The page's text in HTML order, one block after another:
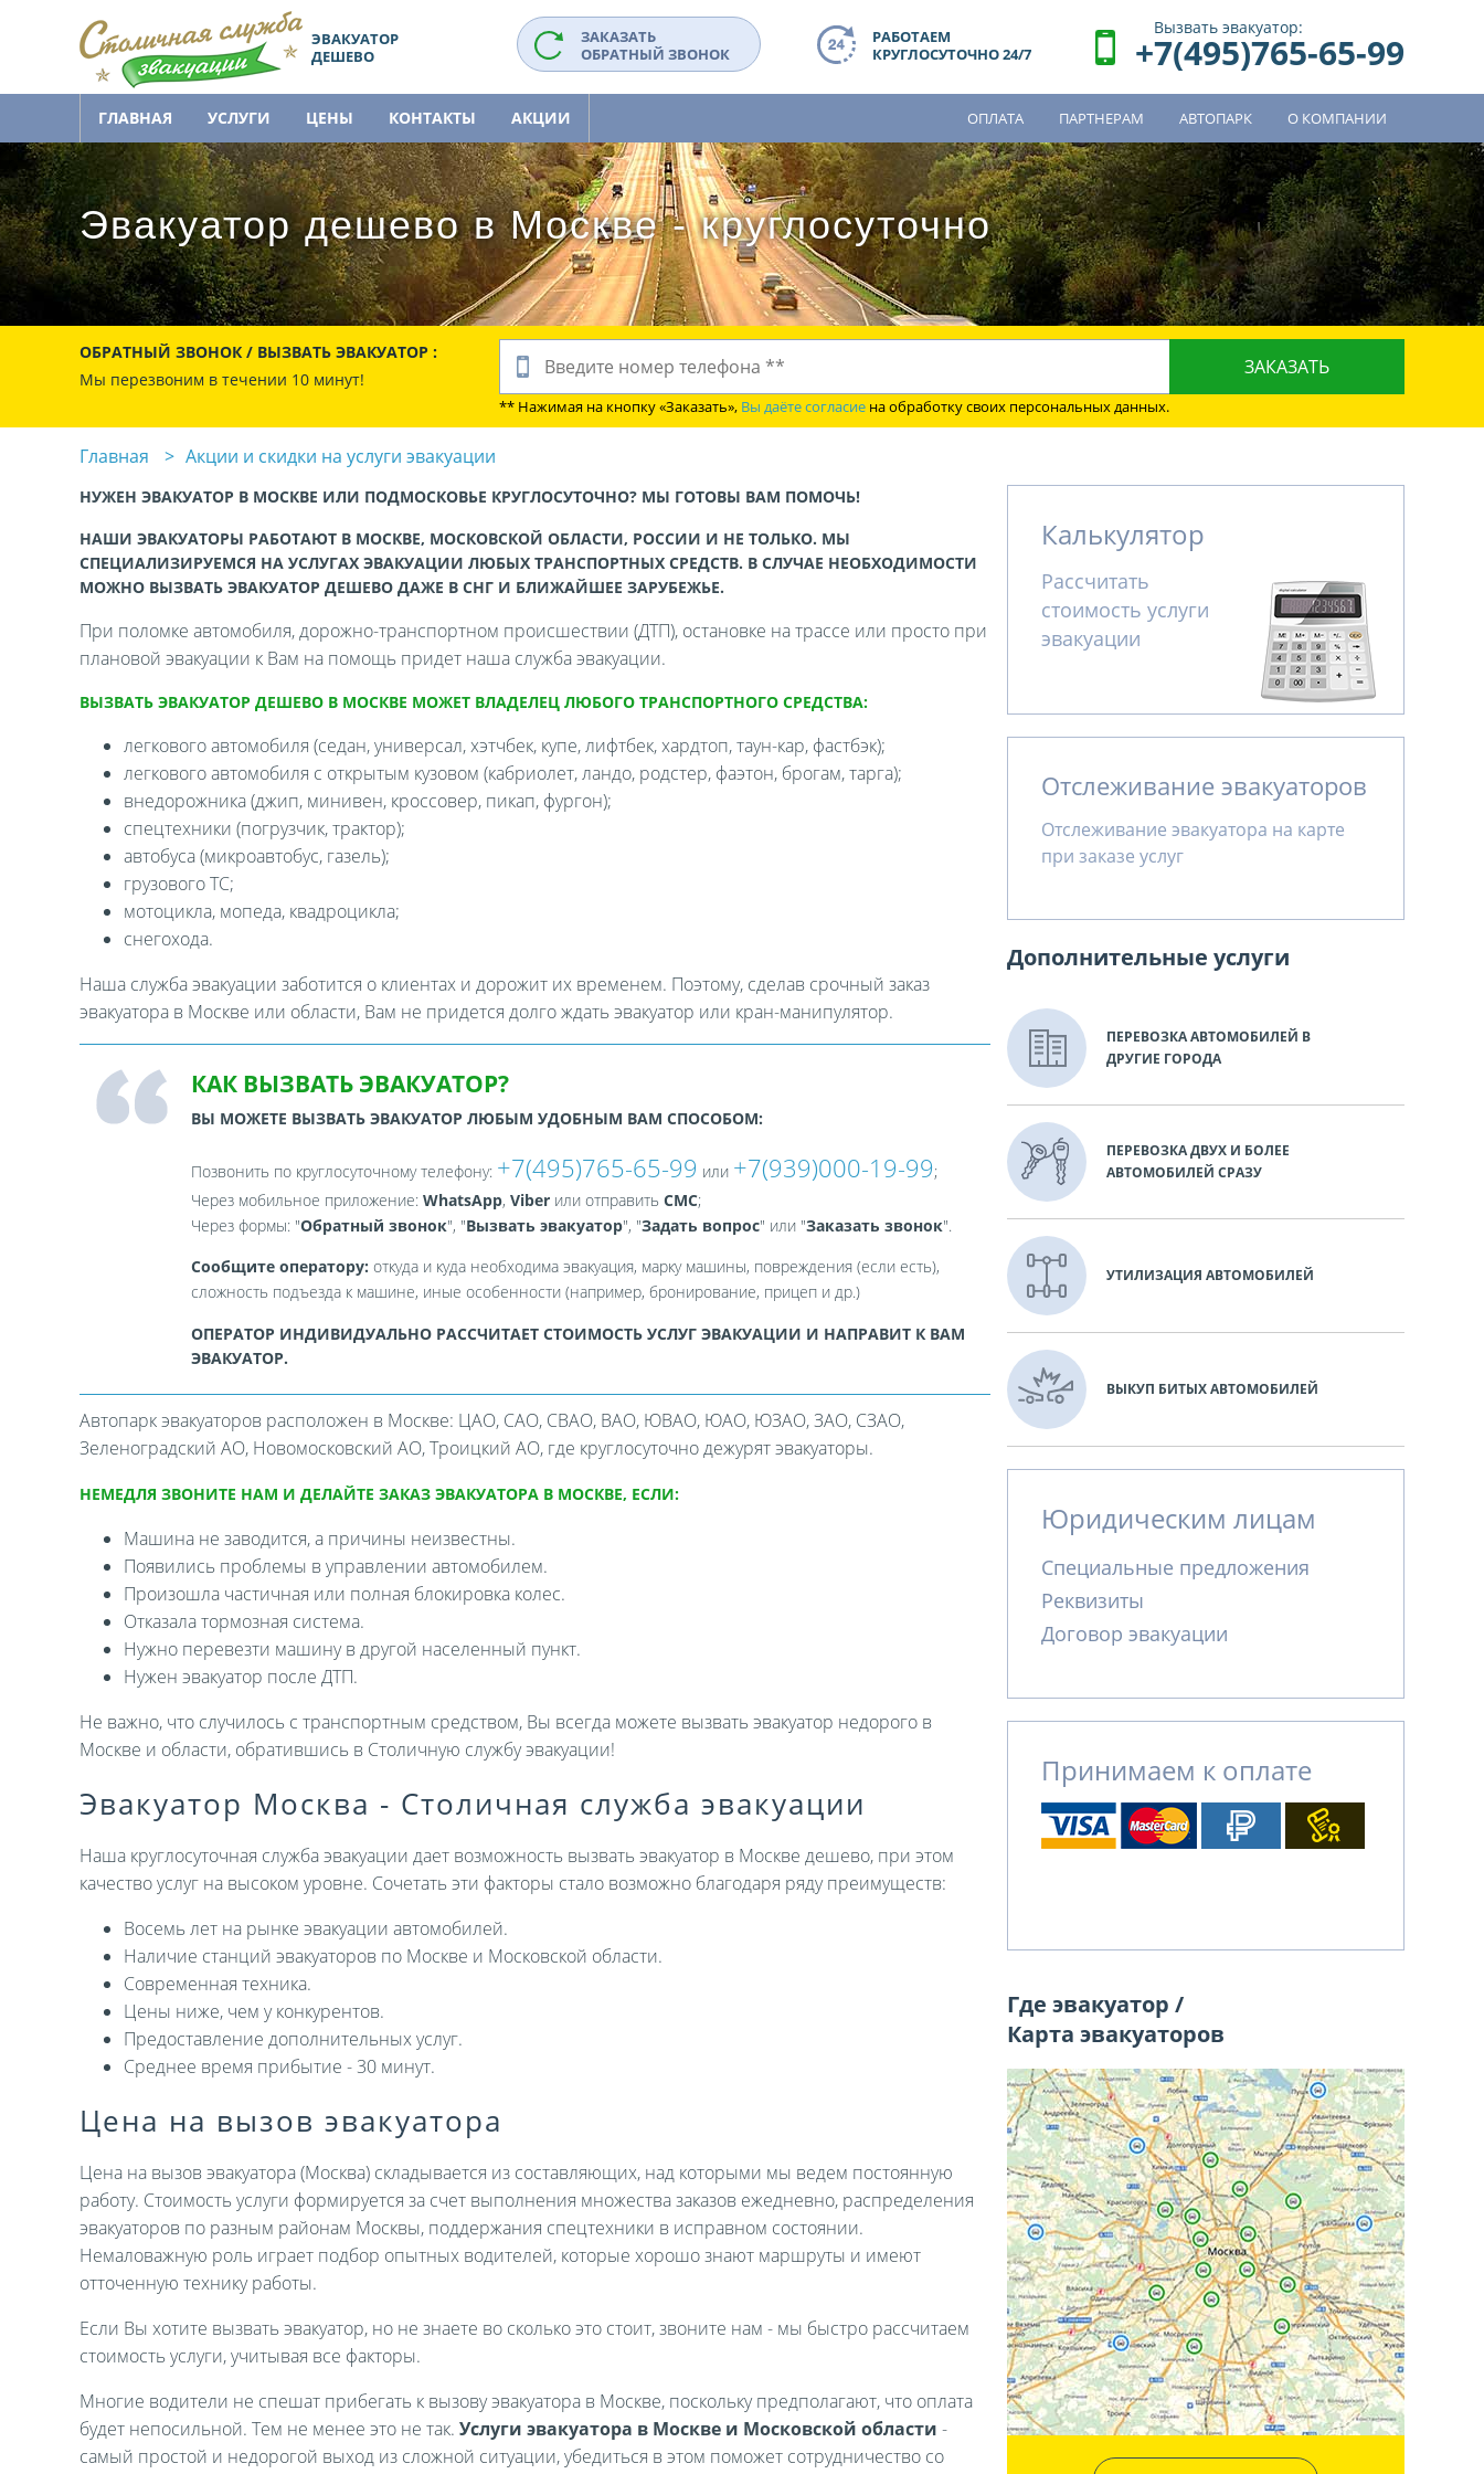
ЭВАКУАТОР
ДЕШЕВО
ЗАКАЗАТЬ
ОБРАТНЫЙ ЗВОНОК
РАБОТАЕМ
КРУГЛОСУТОЧНО 24/7
Вызвать эвакуатор:
+7(495)765-65-99
ГЛАВНАЯ УСЛУГИ ЦЕНЫ КОНТАКТЫ АКЦИИ ОПЛАТА ПАРТНЕРАМ АВТОПАРК О КОМПАНИИ
Эвакуатор дешево в Москве - круглосуточно
ОБРАТНЫЙ ЗВОНОК / ВЫЗВАТЬ ЭВАКУАТОР :
Мы перезвоним в течении 10 минут!
** Нажимая на кнопку «Заказать», Вы даёте согласие на обработку своих персональных данных.
Главная Акции и скидки на услуги эвакуации
НУЖЕН ЭВАКУАТОР В МОСКВЕ ИЛИ ПОДМОСКОВЬЕ КРУГЛОСУТОЧНО? МЫ ГОТОВЫ ВАМ ПОМОЧЬ!
НАШИ ЭВАКУАТОРЫ РАБОТАЮТ В МОСКВЕ, МОСКОВСКОЙ ОБЛАСТИ, РОССИИ И НЕ ТОЛЬКО. МЫ
СПЕЦИАЛИЗИРУЕМСЯ НА УСЛУГАХ ЭВАКУАЦИИ ЛЮБЫХ ТРАНСПОРТНЫХ СРЕДСТВ. В СЛУЧАЕ НЕОБХОДИМОСТИ
МОЖНО ВЫЗВАТЬ ЭВАКУАТОР ДЕШЕВО ДАЖЕ В СНГ И БЛИЖАЙШЕЕ ЗАРУБЕЖЬЕ.
При поломке автомобиля, дорожно-транспортном происшествии (ДТП), остановке на трассе или просто при
плановой эвакуации к Вам на помощь придет наша служба эвакуации.
ВЫЗВАТЬ ЭВАКУАТОР ДЕШЕВО В МОСКВЕ МОЖЕТ ВЛАДЕЛЕЦ ЛЮБОГО ТРАНСПОРТНОГО СРЕДСТВА:
легкового автомобиля (седан, универсал, хэтчбек, купе, лифтбек, хардтоп, таун-кар, фастбэк);
легкового автомобиля с открытым кузовом (кабриолет, ландо, родстер, фаэтон, брогам, тарга);
внедорожника (джип, минивен, кроссовер, пикап, фургон);
спецтехники (погрузчик, трактор);
автобуса (микроавтобус, газель);
грузового ТС;
мотоцикла, мопеда, квадроцикла;
снегохода.
Наша служба эвакуации заботится о клиентах и дорожит их временем. Поэтому, сделав срочный заказ
эвакуатора в Москве или области, Вам не придется долго ждать эвакуатор или кран-манипулятор.
КАК ВЫЗВАТЬ ЭВАКУАТОР?
ВЫ МОЖЕТЕ ВЫЗВАТЬ ЭВАКУАТОР ЛЮБЫМ УДОБНЫМ ВАМ СПОСОБОМ:
Позвонить по круглосуточному телефону: +7(495)765-65-99 или +7(939)000-19-99;
Через мобильное приложение: WhatsApp, Viberили отправить СМС;
Через формы: "Обратный звонок", "Вызвать эвакуатор", "Задать вопрос" или "Заказать звонок".
Сообщите оператору: откуда и куда необходима эвакуация, марку машины, повреждения (если есть),
сложность подъезда к машине, иные особенности (например, бронирование, прицеп и др.)
ОПЕРАТОР ИНДИВИДУАЛЬНО РАССЧИТАЕТ СТОИМОСТЬ УСЛУГ ЭВАКУАЦИИ И НАПРАВИТ К ВАМ
ЭВАКУАТОР.
Автопарк эвакуаторов расположен в Москве: ЦАО, САО, СВАО, ВАО, ЮВАО, ЮАО, ЮЗАО, ЗАО, СЗАО,
Зеленоградский АО, Новомосковский АО, Троицкий АО, где круглосуточно дежурят эвакуаторы.
НЕМЕДЛЯ ЗВОНИТЕ НАМ И ДЕЛАЙТЕ ЗАКАЗ ЭВАКУАТОРА В МОСКВЕ, ЕСЛИ:
Машина не заводится, а причины неизвестны.
Появились проблемы в управлении автомобилем.
Произошла частичная или полная блокировка колес.
Отказала тормозная система.
Нужно перевезти машину в другой населенный пункт.
Нужен эвакуатор после ДТП.
Не важно, что случилось с транспортным средством, Вы всегда можете вызвать эвакуатор недорого в
Москве и области, обратившись в Столичную службу эвакуации!
Эвакуатор Москва - Столичная служба эвакуации
Наша круглосуточная служба эвакуации дает возможность вызвать эвакуатор в Москве дешево, при этом
качество услуг на высоком уровне. Сочетать эти факторы стало возможно благодаря ряду преимуществ:
Восемь лет на рынке эвакуации автомобилей.
Наличие станций эвакуаторов по Москве и Московской области.
Современная техника.
Цены ниже, чем у конкурентов.
Предоставление дополнительных услуг.
Среднее время прибытие - 30 минут.
Цена на вызов эвакуатора
Цена на вызов эвакуатора (Москва) складывается из составляющих, над которыми мы ведем постоянную
работу. Стоимость услуги формируется за счет выполнения множества заказов ежедневно, распределения
эвакуаторов по разным районам Москвы, поддержания спецтехники в исправном состоянии.
Немаловажную роль играет подбор опытных водителей, которые хорошо знают маршруты и имеют
отточенную технику работы.
Если Вы хотите вызвать эвакуатор, но не знаете во сколько это стоит, звоните нам - мы быстро рассчитаем
стоимость услуги, учитывая все факторы.
Многие водители не спешат прибегать к вызову эвакуатора в Москве, поскольку предполагают, что оплата
будет непосильной. Тем не менее это не так. Услуги эвакуатора в Москве и Московской области -
самый простой и недорогой выход из сложной ситуации, убедиться в этом поможет сотрудничество со
Калькулятор
Рассчитать
стоимость услуги
эвакуации
Отслеживание эвакуаторов
Отслеживание эвакуатора на карте
при заказе услуг
Дополнительные услуги
ПЕРЕВОЗКА АВТОМОБИЛЕЙ В
ДРУГИЕ ГОРОДА
ПЕРЕВОЗКА ДВУХ И БОЛЕЕ
АВТОМОБИЛЕЙ СРАЗУ
УТИЛИЗАЦИЯ АВТОМОБИЛЕЙ
ВЫКУП БИТЫХ АВТОМОБИЛЕЙ
Юридическим лицам
Специальные предложения
Реквизиты
Договор эвакуации
Принимаем к оплате
Где эвакуатор /
Карта эвакуаторов